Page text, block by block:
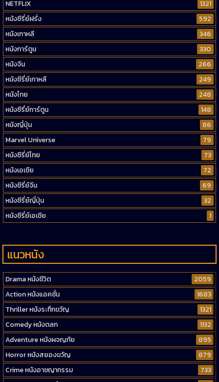
NETFLIX
1321
หนังซีรี่ย์ฝรั่ง
592
หนังเกาหลี
346
หนังการ์ตูน
330
หนังจีน
266
หนังซีรี่ย์เกาหลี
249
หนังไทย
248
หนังซีรี่ย์การ์ตูน
148
หนังญี่ปุ่น
86
Marvel Universe
79
หนังซีรี่ย์ไทย
73
หนังเอเชีย
72
หนังซีรี่ย์จีน
69
หนังซีรี่ย์ญี่ปุ่น
32
หนังซีรี่ย์เอเชีย
1
แนวหนัง
Drama หนังชีวิต
2059
Action หนังแอคชั่น
1683
Thriller หนังระทึกขวัญ
1321
Comedy หนังตลก
1132
Adventure หนังผจญภัย
895
Horror หนังสยองขวัญ
879
Crime หนังอาชญากรรม
733